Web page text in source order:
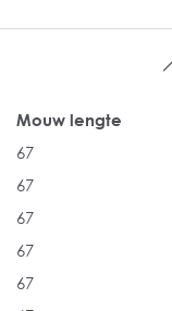
Mouw lengte
67
67
67
67
67